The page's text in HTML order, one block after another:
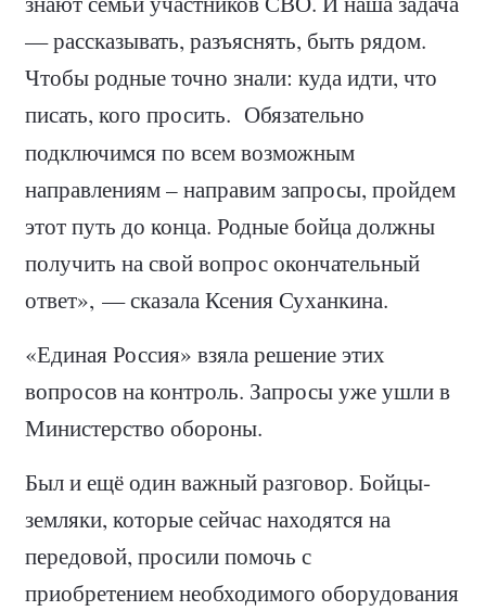
— рассказывать, разъяснять, быть рядом.
Чтобы родные точно знали: куда идти, что
писать, кого просить. Обязательно
подключимся по всем возможным
направлениям – направим запросы, пройдем
этот путь до конца. Родные бойца должны
получить на свой вопрос окончательный
ответ», — сказала Ксения Суханкина.
«Единая Россия» взяла решение этих
вопросов на контроль. Запросы уже ушли в
Министерство обороны.
Был и ещё один важный разговор. Бойцы-
земляки, которые сейчас находятся на
передовой, просили помочь с
приобретением необходимого оборудования